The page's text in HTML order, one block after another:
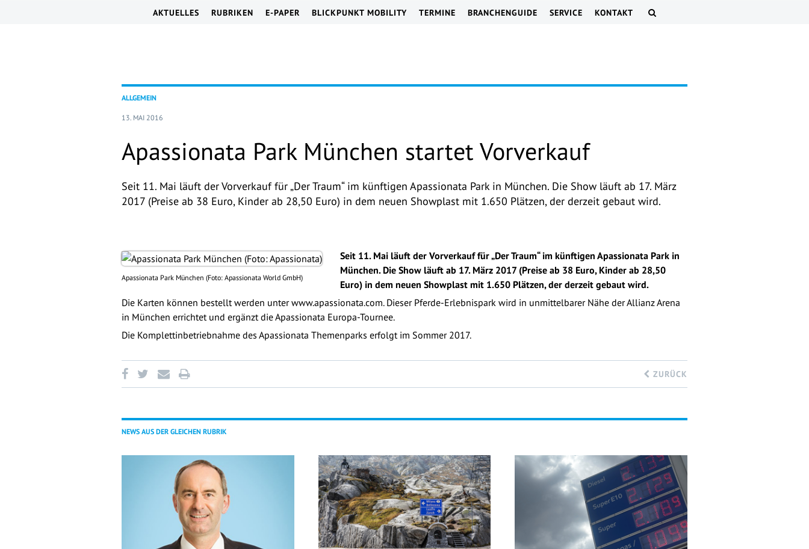
AKTUELLES RUBRIKEN E-PAPER BLICKPUNKT MOBILITY TERMINE BRANCHENGUIDE SERVICE KONTAKT
ALLGEMEIN
13. MAI 2016
Apassionata Park München startet Vorverkauf
Seit 11. Mai läuft der Vorverkauf für „Der Traum“ im künftigen Apassionata Park in München. Die Show läuft ab 17. März
2017 (Preise ab 38 Euro, Kinder ab 28,50 Euro) in dem neuen Showplast mit 1.650 Plätzen, der derzeit gebaut wird.
Apassionata Park München (Foto: Apassionata World GmbH)
Seit 11. Mai läuft der Vorverkauf für „Der Traum“ im künftigen Apassionata Park in
München. Die Show läuft ab 17. März 2017 (Preise ab 38 Euro, Kinder ab 28,50
Euro) in dem neuen Showplast mit 1.650 Plätzen, der derzeit gebaut wird.
Die Karten können bestellt werden unter www.apassionata.com. Dieser Pferde-Erlebnispark wird in unmittelbarer Nähe der Allianz Arena
in München errichtet und ergänzt die Apassionata Europa-Tournee.
Die Komplettinbetriebnahme des Apassionata Themenparks erfolgt im Sommer 2017.
ZURÜCK
NEWS AUS DER GLEICHEN RUBRIK